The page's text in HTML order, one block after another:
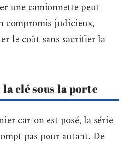
une camionnette peut
compromis judicieux,
le coût sans sacrifier la
clé sous la porte
carton est posé, la série
pas pour autant. De